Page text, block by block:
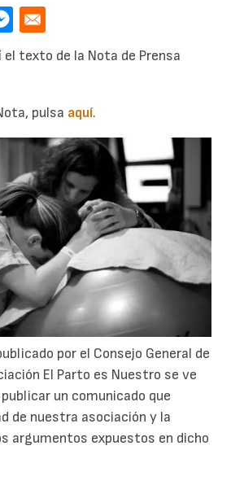
el texto de la Nota de Prensa
pulsa aquí.
por el Consejo General de
El Parto es Nuestro se ve
un comunicado que
de nuestra asociación y la
argumentos expuestos en dicho